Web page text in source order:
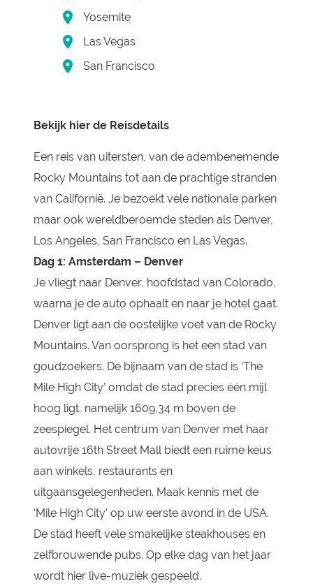
Yosemite
Las Vegas
San Francisco
Bekijk hier de Reisdetails
Een reis van uitersten, van de adembenemende
Rocky Mountains tot aan de prachtige stranden
van Californië. Je bezoekt vele nationale parken
maar ook wereldberoemde steden als Denver,
Los Angeles, San Francisco en Las Vegas.
Dag 1: Amsterdam – Denver
Je vliegt naar Denver, hoofdstad van Colorado,
waarna je de auto ophaalt en naar je hotel gaat.
Denver ligt aan de oostelijke voet van de Rocky
Mountains. Van oorsprong is het een stad van
goudzoekers. De bijnaam van de stad is ‘The
Mile High City’ omdat de stad precies één mijl
hoog ligt, namelijk 1609,34 m boven de
zeespiegel. Het centrum van Denver met haar
autovrije 16th Street Mall biedt een ruime keus
aan winkels, restaurants en
uitgaansgelegenheden. Maak kennis met de
‘Mile High City’ op uw eerste avond in de USA.
De stad heeft vele smakelijke steakhouses en
zelfbrouwende pubs. Op elke dag van het jaar
wordt hier live-muziek gespeeld.